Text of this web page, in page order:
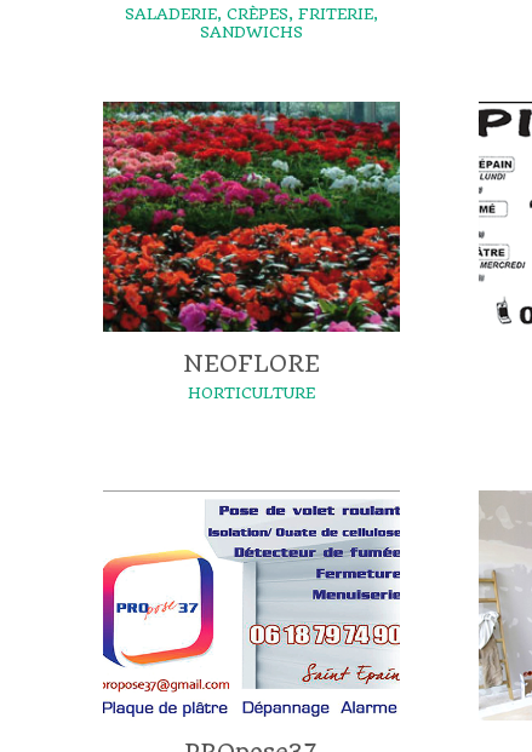
SALADERIE, CRÈPES, FRITERIE,
SANDWICHS
NEOFLORE
HORTICULTURE